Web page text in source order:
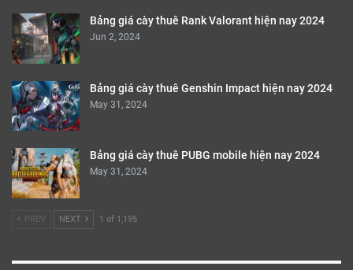
Bảng giá cày thuê Rank Valorant hiện nay 2024
Jun 2, 2024
Bảng giá cày thuê Genshin Impact hiện nay 2024
May 31, 2024
Bảng giá cày thuê PUBG mobile hiện nay 2024
May 31, 2024
PREV NEXT 1 of 1,195